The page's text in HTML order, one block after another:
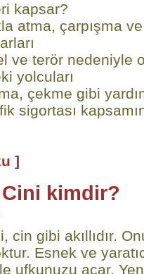
kapsar?
atma, çarpışma
ve terör nedeniyle
yolcuları
çekme gibi
sigortası
]
kimdir?
cin gibi akıllıdır.
Esnek ve
ufkunuzu açar.